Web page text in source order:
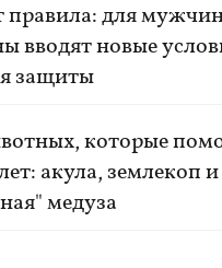
правила: для
вводят новые
защиты
которые
акула, землекоп и
медуза